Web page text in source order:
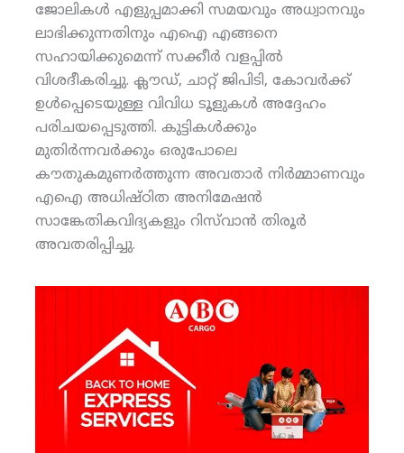
ജോലികള്‍ എളുപ്പമാക്കി സമയവും അധ്വാനവും
ലാഭിക്കുന്നതിനും എഐ എങ്ങനെ
സഹായിക്കുമെന്ന് സക്കീര്‍ വളപ്പില്‍
വിശദീകരിച്ചു. ക്ലൗഡ്, ചാറ്റ് ജിപിടി, കോവര്‍ക്ക്
ഉള്‍പ്പെടെയുള്ള വിവിധ ടൂളുകള്‍ അദ്ദേഹം
പരിചയപ്പെടുത്തി. കുട്ടികള്‍ക്കും
മുതിര്‍ന്നവര്‍ക്കും ഒരുപോലെ
കൗതുകമുണര്‍ത്തുന്ന അവതാര്‍ നിര്‍മ്മാണവും
എഐ അധിഷ്ഠിത അനിമേഷന്‍
സാങ്കേതികവിദ്യകളും റിസ്‌വാന്‍ തിരൂര്‍
അവതരിപ്പിച്ചു.